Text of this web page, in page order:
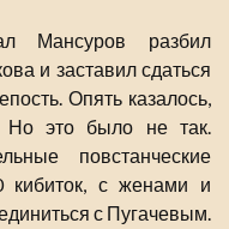
Мансуров разбил
и заставил сдаться
Опять казалось,
Но это было не так.
повстанческие
кибиток, с женами и
с Пугачевым.